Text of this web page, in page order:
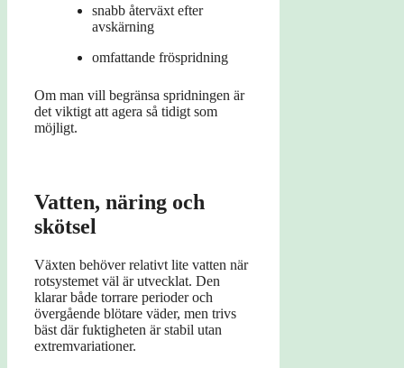
snabb återväxt efter
avskärning
omfattande fröspridning
Om man vill begränsa spridningen är
det viktigt att agera så tidigt som
möjligt.
Vatten, näring och
skötsel
Växten behöver relativt lite vatten när
rotsystemet väl är utvecklat. Den
klarar både torrare perioder och
övergående blötare väder, men trivs
bäst där fuktigheten är stabil utan
extremvariationer.